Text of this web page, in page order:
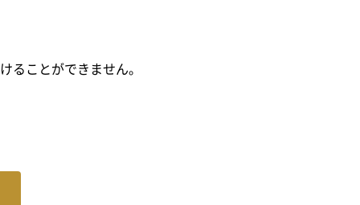
ることができません。